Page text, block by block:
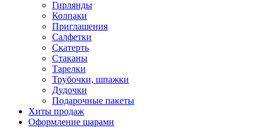
Гирлянды
Колпаки
Приглашения
Салфетки
Скатерть
Стаканы
Тарелки
Трубочки, шпажки
Дудочки
Подарочные пакеты
Хиты продаж
Оформление шарами